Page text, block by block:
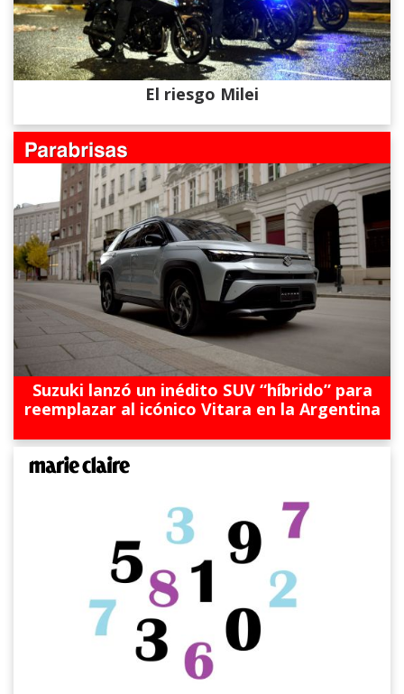
El riesgo Milei
Suzuki lanzó un inédito SUV “híbrido” para
reemplazar al icónico Vitara en la Argentina